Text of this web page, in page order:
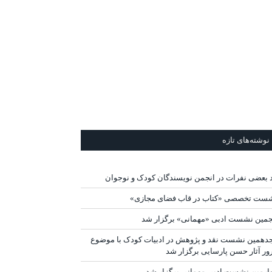
نوشته‌های تازه
بعضی نفرات در انجمن نویسندگان کودک و نوجوان
تخصصی «کتاب در قاب فضای مجازی»
نشست ادبی «مهمانی» برگزار شد
نشست نقد و پژوهش در ادبیات کودک با موضوع
آثار حسن پارسایی برگزار شد